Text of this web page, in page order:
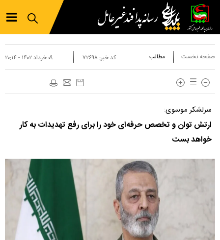
صفحه نخست مطالب ۰۹ خرداد ۱۴۰۲ - ۲۰:۱۴ کد خبر: ۷۲۶۹۸
سرلشکر موسوی:
ارتش توان و تخصص حرفه‌ای خود را برای رفع تهدیدات به کار
خواهد بست